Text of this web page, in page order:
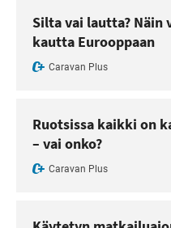
Silta vai lautta?
kautta Eurooppaan
Caravan Plus
Ruotsissa kaikki on
– vai onko?
Caravan Plus